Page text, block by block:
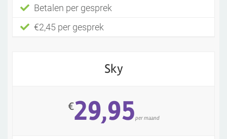
Betalen per gesprek
€2,45 per gesprek
Sky
€29,95per maand